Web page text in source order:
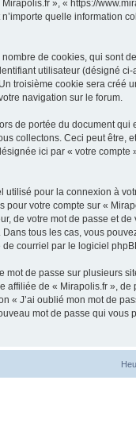
», « https://
quelle information
de cookies, qui sont
utilisateur (désigné
troisième cookie sera créé
navigation sur le forum.
de portée du document qui
collectons. Ceci peut être,
ici par « votre compte
utilisé pour la connexion à
votre compte sur «
de votre mot de passe et de
tous les cas, vous
de courriel par le logiciel
mot de passe sur plusieurs
affiliée de « Mirapolis.fr », de
« J’ai oublié mon mot de
mot de passe qui vous